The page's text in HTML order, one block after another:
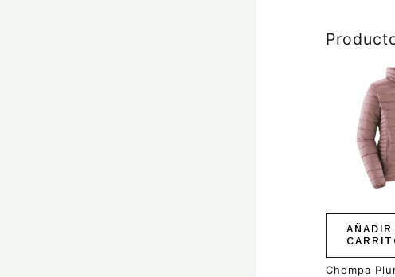
AÑADIR
Chompa